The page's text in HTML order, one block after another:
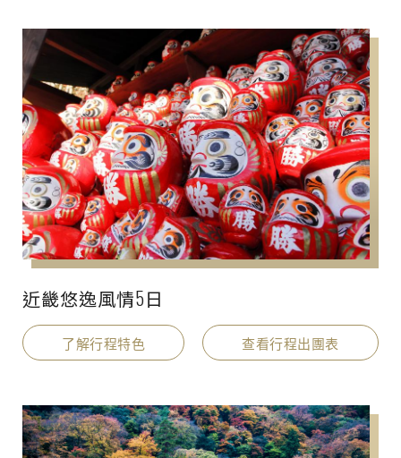
近畿悠逸風情5日
了解行程特色 查看行程出團表